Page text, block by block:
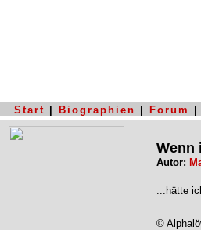
Start Biographien Forum
Wenn
Autor:
...hätte
©